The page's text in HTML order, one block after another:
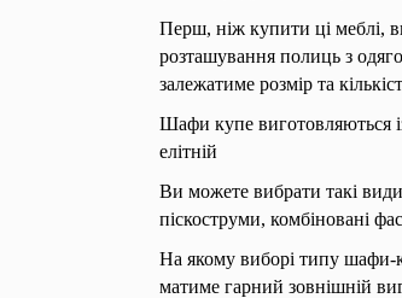
Перш, ніж купити ці меблі,
розташування полиць з
залежатиме розмір та
Шафи купе виготовляються
елітній
Ви можете вибрати такі
піскоструми, комбіновані
На якому виборі типу
матиме гарний зовнішній